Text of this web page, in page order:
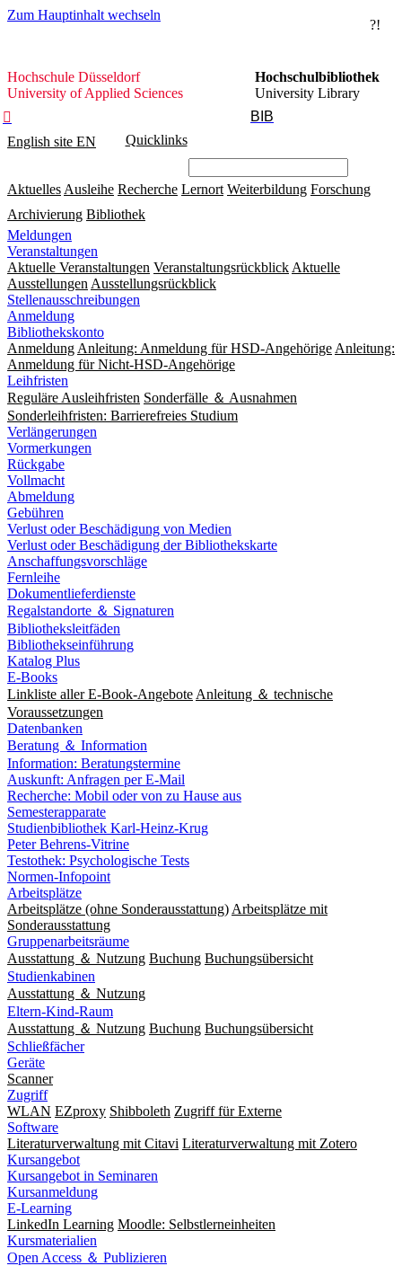
Zum Hauptinhalt wechseln
?!
Hochschule
Düsseldorf
Hochschule Düsseldorf
University of Applied Sciences
Hochschulbibliothek
University Library

BIB
English site EN Quicklinks
Aktuelles Ausleihe Recherche Lernort Weiterbildung Forschung
Archivierung Bibliothek
Meldungen
Veranstaltungen
Aktuelle Veranstaltungen Veranstaltungsrückblick Aktuelle
Ausstellungen Ausstellungsrückblick
Stellenausschreibungen
Anmeldung
Bibliothekskonto
Anmeldung Anleitung: Anmeldung für HSD-Angehörige Anleitung:
Anmeldung für Nicht-HSD-Angehörige
Leihfristen
Reguläre Ausleihfristen Sonderfälle ＆ Ausnahmen
Sonderleihfristen: Barrierefreies Studium
Verlängerungen
Vormerkungen
Rückgabe
Vollmacht
Abmeldung
Gebühren
Verlust oder Beschädigung von Medien
Verlust oder Beschädigung der Bibliothekskarte
Anschaffungsvorschläge
Fernleihe
Dokumentlieferdienste
Regalstandorte ＆ Signaturen
Bibliotheksleitfäden
Bibliothekseinführung
Katalog Plus
E-Books
Linkliste aller E-Book-Angebote Anleitung ＆ technische
Voraussetzungen
Datenbanken
Beratung ＆ Information
Information: Beratungstermine
Auskunft: Anfragen per E-Mail
Recherche: Mobil oder von zu Hause aus
Semesterapparate
Studienbibliothek Karl-Heinz-Krug
Peter Behrens-Vitrine
Testothek: Psychologische Tests
Normen-Infopoint
Arbeitsplätze
Arbeitsplätze (ohne Sonderausstattung) Arbeitsplätze mit
Sonderausstattung
Gruppenarbeitsräume
Ausstattung ＆ Nutzung Buchung Buchungsübersicht
Studienkabinen
Ausstattung ＆ Nutzung
Eltern-Kind-Raum
Ausstattung ＆ Nutzung Buchung Buchungsübersicht
Schließfächer
Geräte
Scanner
Zugriff
WLAN EZproxy Shibboleth Zugriff für Externe
Software
Literaturverwaltung mit Citavi Literaturverwaltung mit Zotero
Kursangebot
Kursangebot in Seminaren
Kursanmeldung
E-Learning
LinkedIn Learning Moodle: Selbstlerneinheiten
Kursmaterialien
Open Access ＆ Publizieren